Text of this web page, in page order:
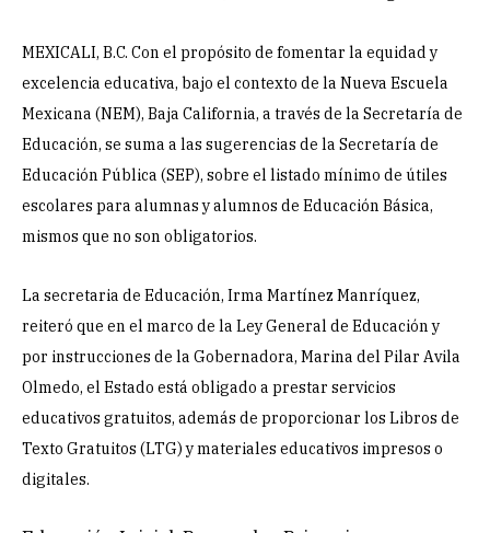
MEXICALI, B.C. Con el propósito de fomentar la equidad y
excelencia educativa, bajo el contexto de la Nueva Escuela
Mexicana (NEM), Baja California, a través de la Secretaría de
Educación, se suma a las sugerencias de la Secretaría de
Educación Pública (SEP), sobre el listado mínimo de útiles
escolares para alumnas y alumnos de Educación Básica,
mismos que no son obligatorios.
La secretaria de Educación, Irma Martínez Manríquez,
reiteró que en el marco de la Ley General de Educación y
por instrucciones de la Gobernadora, Marina del Pilar Avila
Olmedo, el Estado está obligado a prestar servicios
educativos gratuitos, además de proporcionar los Libros de
Texto Gratuitos (LTG) y materiales educativos impresos o
digitales.